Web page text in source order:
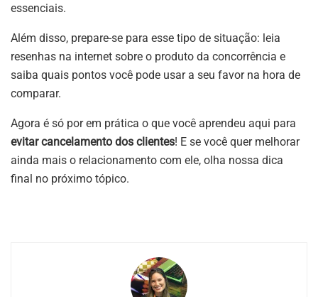
essenciais.
Além disso, prepare-se para esse tipo de situação: leia
resenhas na internet sobre o produto da concorrência e
saiba quais pontos você pode usar a seu favor na hora de
comparar.
Agora é só por em prática o que você aprendeu aqui para
evitar cancelamento dos clientes! E se você quer melhorar
ainda mais o relacionamento com ele, olha nossa dica
final no próximo tópico.